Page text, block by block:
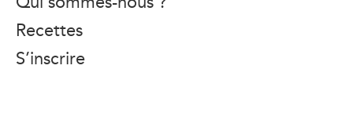
Recettes
S’inscrire